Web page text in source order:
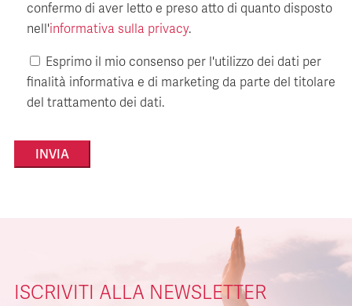
confermo di aver letto e preso atto di quanto disposto
nell'informativa sulla privacy.
Esprimo il mio consenso per l'utilizzo dei dati per
finalità informativa e di marketing da parte del titolare
del trattamento dei dati.
ISCRIVITI ALLA NEWSLETTER